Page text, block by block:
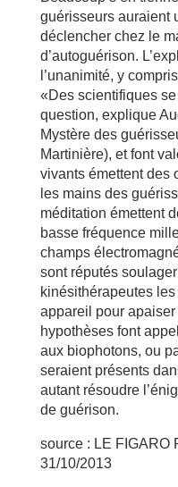
guérisseurs auraient
déclencher chez le
d’autoguérison.
l’unanimité, y
«Des scientifiques
question, explique
Mystère des
Martinière), et font
vivants émettent des
les mains des
méditation émettent
basse fréquence
champs
sont réputés
kinésithérapeutes les
appareil pour apaiser
hypothèses font
aux biophotons, ou
seraient présents
autant résoudre
de guérison.
source : LE FIGARO
31/10/2013